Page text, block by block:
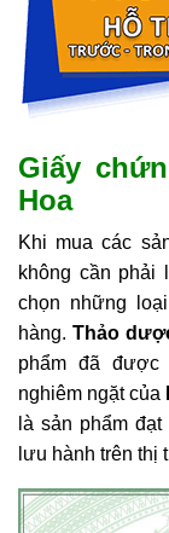
Giấy
Hoa
Khi mua các
không cần
chọn những
hàng. Thảo
phẩm đã
nghiêm ngặt của
là sản phẩm
lưu hành trên thị